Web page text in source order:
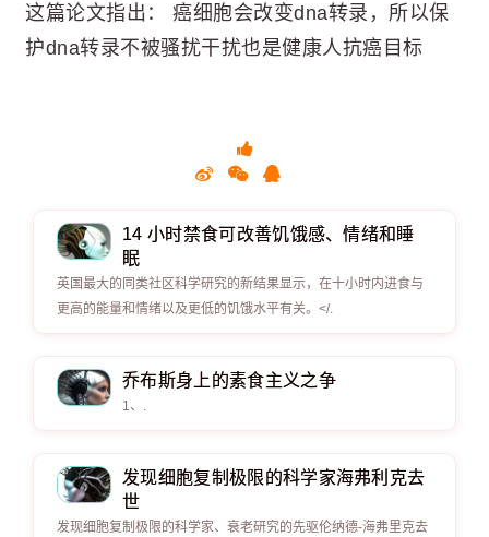
这篇论文指出： 癌细胞会改变dna转录，所以保
护dna转录不被骚扰干扰也是健康人抗癌目标
14 小时禁食可改善饥饿感、情绪和睡
眠
英国最大的同类社区科学研究的新结果显示，在十小时内进食与
更高的能量和情绪以及更低的饥饿水平有关。</.
乔布斯身上的素食主义之争
1、.
发现细胞复制极限的科学家海弗利克去
世
发现细胞复制极限的科学家、衰老研究的先驱伦纳德-海弗里克去